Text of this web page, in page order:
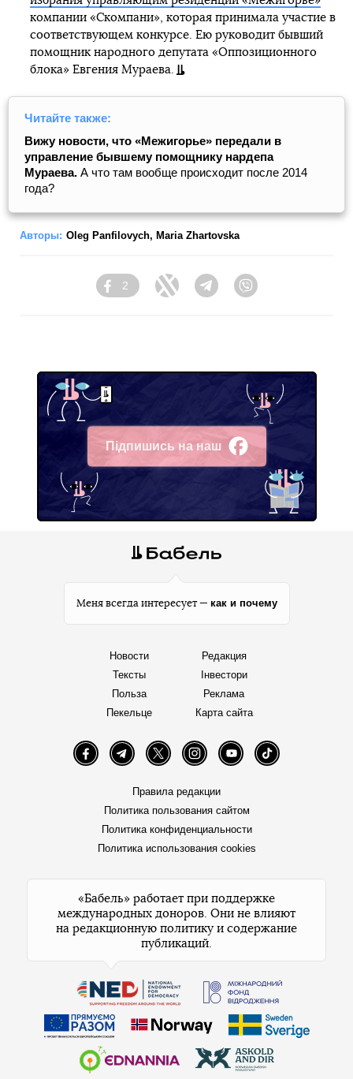
компании «Скомпани», которая принимала участие в
соответствующем конкурсе. Ею руководит бывший
помощник народного депутата «Оппозиционного
блока» Евгения Мураева.
Читайте также:
Вижу новости, что «Межигорье» передали в
управление бывшему помощнику нардепа
Мураева. А что там вообще происходит после 2014
года?
Авторы: Oleg Panfilovych, Maria Zhartovska
Facebook
2
Twitter TelegramViber
Підпишись на наш
Facebook
Меня всегда интересует — как и почему
Новости
Тексты
Польза
Пекельце
Редакция
Інвестори
Реклама
Карта сайта
FacebookTelegramTwitter InstagramYouTube TikTok
Правила редакции
Политика пользования сайтом
Политика конфиденциальности
Политика использования cookies
«Бабель» работает при поддержке
международных доноров. Они не влияют
на редакционную политику и содержание
публикаций.